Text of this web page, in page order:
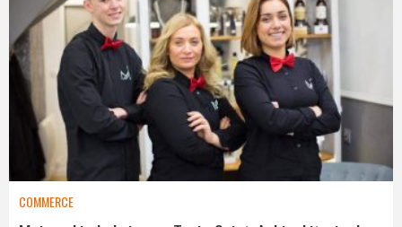
COMMERCE